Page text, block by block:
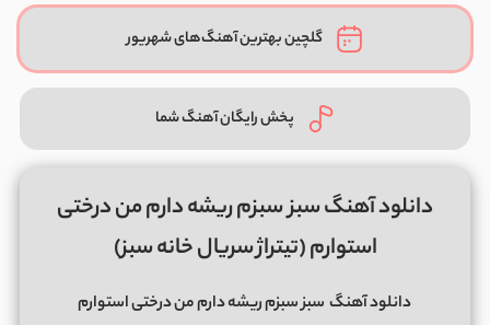
گلچین بهترین آهنگ‌های شهریور
پخش رایگان آهنگ شما
دانلود آهنگ سبز سبزم ریشه دارم من درختی
استوارم (تیتراژ سریال خانه سبز)
دانلود آهنگ سبز سبزم ریشه دارم من درختی استوارم